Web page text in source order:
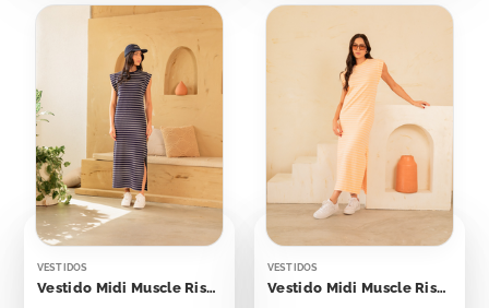
VESTIDOS
Vestido Midi Muscle Risca de Giz Azul Marinho
VESTIDOS
Vestido Midi Muscle Risca de Giz Laranja Candy